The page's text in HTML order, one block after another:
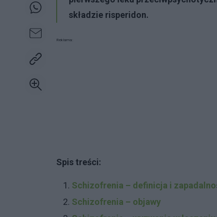
składzie risperidon.
Reklama:
Spis treści:
Schizofrenia – definicja i
Schizofrenia – objawy